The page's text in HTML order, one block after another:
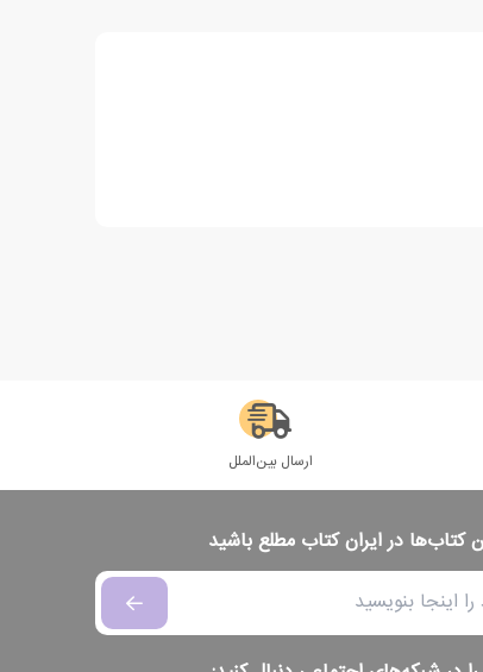
ارسال بین‌الملل
کتاب‌ها در ایران کتاب مطلع باشید